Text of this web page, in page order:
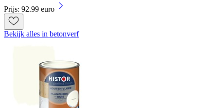
Prijs: 92.99 euro
Bekijk alles in betonverf